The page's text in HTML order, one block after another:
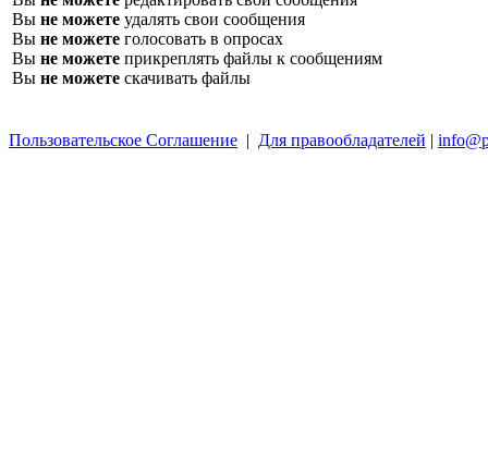
Вы не можете удалять свои сообщения
Вы не можете голосовать в опросах
Вы не можете прикреплять файлы к сообщениям
Вы не можете скачивать файлы
Пользовательское Соглашение | Для правообладателей |